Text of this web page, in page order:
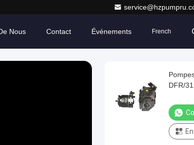
Nous Contact Événements French
DFR/